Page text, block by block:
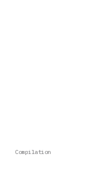
Compilation